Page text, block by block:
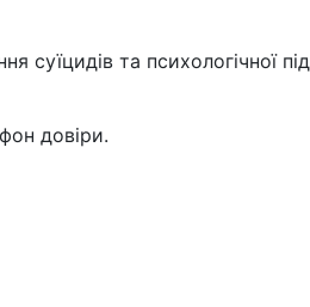
суїцидів та психологічної
довіри.